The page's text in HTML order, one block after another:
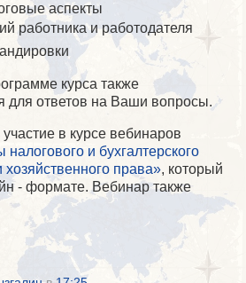
аспекты
работника и работодателя
курса также
для ответов на Ваши вопросы.
в курсе вебинаров
и бухгалтерского
хозяйственного права», который
- формате. Вебинар также